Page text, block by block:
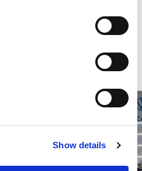
Show details